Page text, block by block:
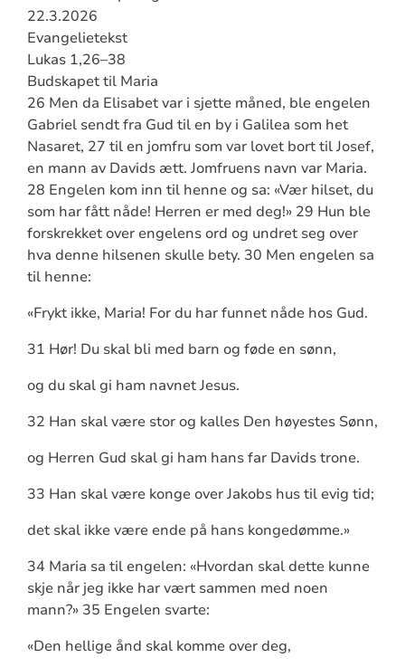
22.3.2026
Evangelietekst
Lukas 1,26–38
Budskapet til Maria
26 Men da Elisabet var i sjette måned, ble engelen
Gabriel sendt fra Gud til en by i Galilea som het
Nasaret, 27 til en jomfru som var lovet bort til Josef,
en mann av Davids ætt. Jomfruens navn var Maria.
28 Engelen kom inn til henne og sa: «Vær hilset, du
som har fått nåde! Herren er med deg!» 29 Hun ble
forskrekket over engelens ord og undret seg over
hva denne hilsenen skulle bety. 30 Men engelen sa
til henne:
«Frykt ikke, Maria! For du har funnet nåde hos Gud.
31 Hør! Du skal bli med barn og føde en sønn,
og du skal gi ham navnet Jesus.
32 Han skal være stor og kalles Den høyestes Sønn,
og Herren Gud skal gi ham hans far Davids trone.
33 Han skal være konge over Jakobs hus til evig tid;
det skal ikke være ende på hans kongedømme.»
34 Maria sa til engelen: «Hvordan skal dette kunne
skje når jeg ikke har vært sammen med noen
mann?» 35 Engelen svarte:
«Den hellige ånd skal komme over deg,